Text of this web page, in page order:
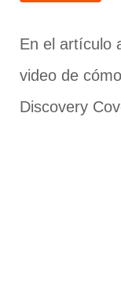
En el artículo
video de
Discovery